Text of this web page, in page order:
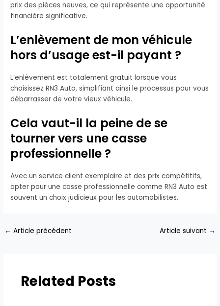
prix des pièces neuves, ce qui représente une opportunité
financière significative.
L’enlèvement de mon véhicule
hors d’usage est-il payant ?
L’enlèvement est totalement gratuit lorsque vous
choisissez RN3 Auto, simplifiant ainsi le processus pour vous
débarrasser de votre vieux véhicule.
Cela vaut-il la peine de se
tourner vers une casse
professionnelle ?
Avec un service client exemplaire et des prix compétitifs,
opter pour une casse professionnelle comme RN3 Auto est
souvent un choix judicieux pour les automobilistes.
← Article précédent Article suivant →
Related Posts